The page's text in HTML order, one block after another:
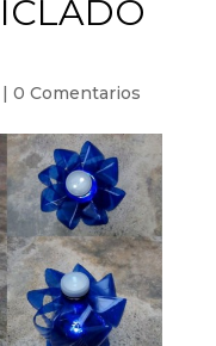
0 Comentarios